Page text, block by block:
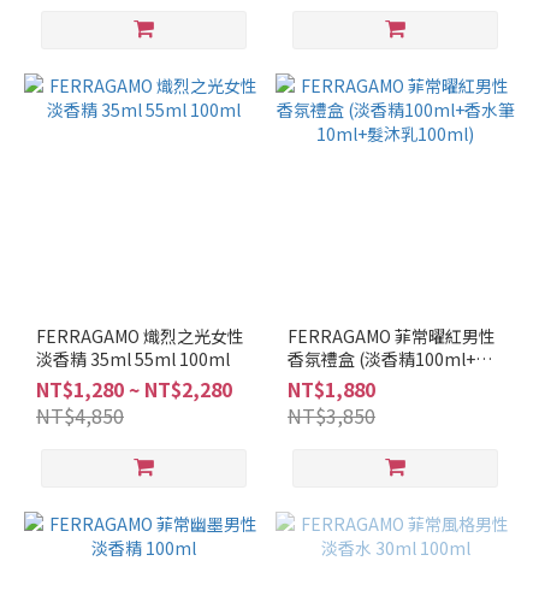
木
花
香
調
(4)
FERRAGAMO
FERRAGAMO 熾烈之光女性
淡香精 35ml 55ml 100ml
NT$1,280 ~ NT$2,280
NT$4,850
FERRAGAMO 菲常曜紅男性
香氛禮盒 (淡香精100ml+香
水筆10ml+髮沐乳100ml)
NT$1,880
NT$3,850